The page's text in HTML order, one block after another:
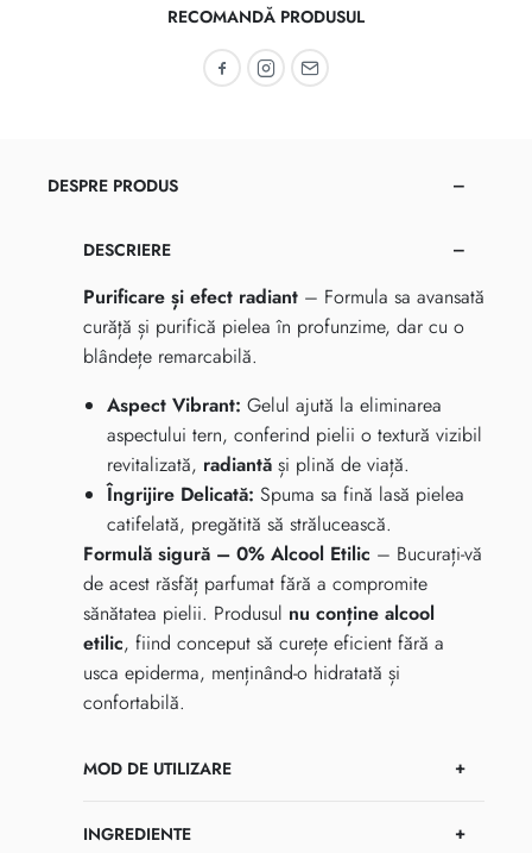
RECOMANDĂ PRODUSUL
Recomandă pe Facebook
Recomandă pe Instagram
Recomandă prin email
DESPRE PRODUS
DESCRIERE
Purificare și efect radiant – Formula sa avansată
curăță și purifică pielea în profunzime, dar cu o
blândețe remarcabilă.
Aspect Vibrant: Gelul ajută la eliminarea
aspectului tern, conferind pielii o textură vizibil
revitalizată, radiantă și plină de viață.
Îngrijire Delicată: Spuma sa fină lasă pielea
catifelată, pregătită să strălucească.
Formulă sigură – 0% Alcool Etilic – Bucurați-vă
de acest răsfăț parfumat fără a compromite
sănătatea pielii. Produsul nu conține alcool
etilic, fiind conceput să curețe eficient fără a
usca epiderma, menținând-o hidratată și
confortabilă.
MOD DE UTILIZARE
INGREDIENTE